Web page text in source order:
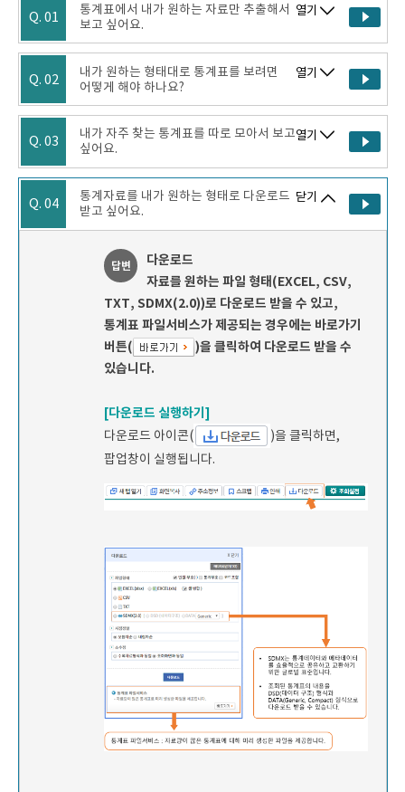
Q. 01
통계표에서 내가 원하는 자료만 추출해서
보고 싶어요.
열기
Q. 02
내가 원하는 형태대로 통계표를 보려면
어떻게 해야 하나요?
열기
Q. 03
내가 자주 찾는 통계표를 따로 모아서 보고
싶어요.
열기
Q. 04
통계자료를 내가 원하는 형태로 다운로드
받고 싶어요.
답변
다운로드
자료를 원하는 파일 형태(EXCEL, CSV,
TXT, SDMX(2.0))로 다운로드 받을 수 있고,
통계표 파일서비스가 제공되는 경우에는 바로가기
버튼(
)을 클릭하여 다운로드 받을 수
있습니다.
[다운로드 실행하기]
다운로드 아이콘(
)을 클릭하면,
팝업창이 실행됩니다.
닫기